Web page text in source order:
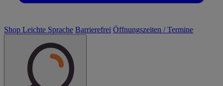
Shop Leichte Sprache Barrierefrei Öffnungszeiten / Termine